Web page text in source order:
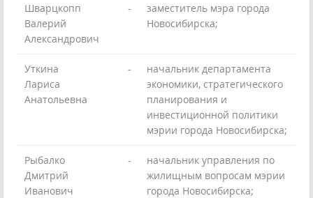
Шварцкопп
Валерий
Александрович
-
заместитель мэра города
Новосибирска;
Уткина
Лариса
Анатольевна
-
начальник департамента
экономики, стратегического
планирования и
инвестиционной политики
мэрии города Новосибирска;
Рыбалко
Дмитрий
Иванович
-
начальник управления по
жилищным вопросам мэрии
города Новосибирска;